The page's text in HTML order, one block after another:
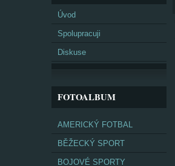
Úvod
Spolupracuji
Diskuse
FOTOALBUM
AMERICKÝ FOTBAL
BĚŽECKÝ SPORT
BOJOVÉ SPORTY